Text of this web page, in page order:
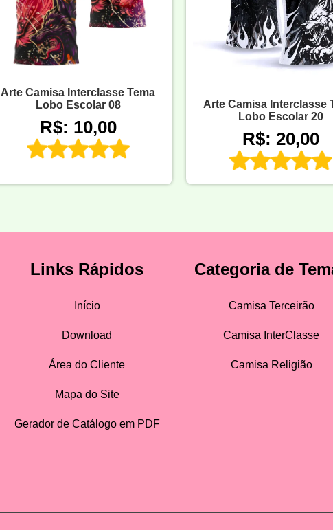
Arte Camisa Interclasse Tema
Lobo Escolar 08
R$: 10,00
Arte Camisa Interclasse
Lobo Escolar 20
R$: 20,00
Links Rápidos
Início
Download
Área do Cliente
Mapa do Site
Gerador de Catálogo em PDF
Categoria de
Camisa Terceirão
Camisa InterClasse
Camisa Religião